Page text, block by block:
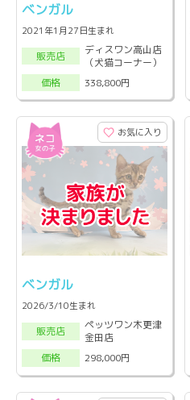
ベンガル
2021年1月27日生まれ
販売店
ディスワン高山店
（犬猫コーナー）
価格
338,800円
お気に入り
ベンガル
2026/3/10生まれ
販売店
ペッツワン木更津
金田店
価格
298,000円